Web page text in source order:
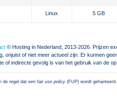
Linux 5 GB
© Hosting in Nederland, 2013-2026. Prijzen
onjuist of niet meer actueel zijn. Er kunnen
of indirecte gevolg is van het gebruik van de
de regel dat een fair use policy (FUP) wordt